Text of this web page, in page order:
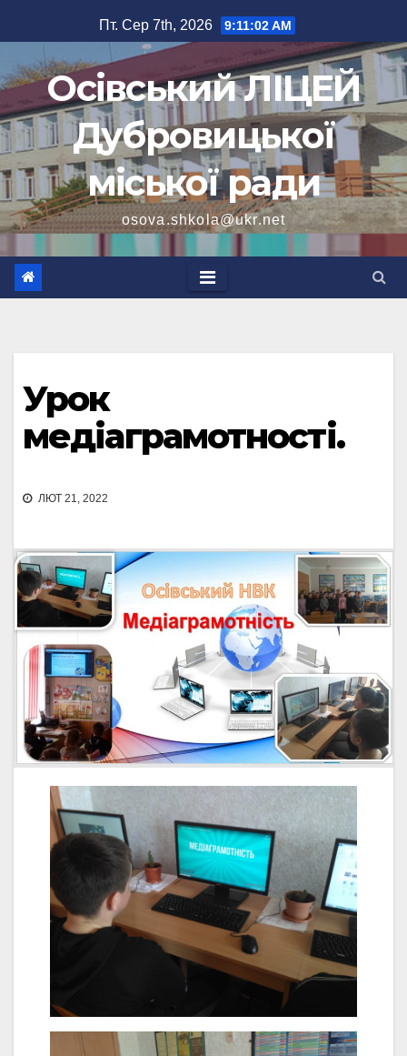
до
вмісту
Пт. Сер 7th, 2026 9:11:03 AM
Осівський ЛІЦЕЙ
Дубровицької
міської ради
osova.shkola@ukr.net
Урок
медіаграмотності.
ЛЮТ 21, 2022